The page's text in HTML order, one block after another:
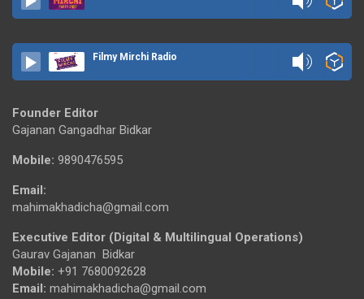
Filmy Mirchi Radio
Founder Editor
Gajanan Gangadhar Bidkar
Mobile: 9890476595
Email:
mahimakhadicha@gmail.com
Executive Editor (Digital & Multilingual Operations)
Gaurav Gajanan Bidkar
Mobile: +91 7680092628
Email: mahimakhadicha@gmail.com